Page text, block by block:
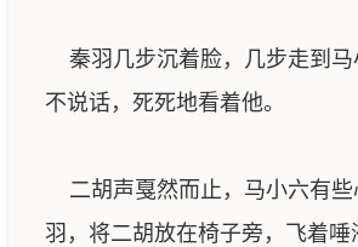
秦羽几步沉着脸，几步走到马
不说话，死死地看着他。
二胡声戛然而止，马小六有些
羽，将二胡放在椅子旁，飞着唾